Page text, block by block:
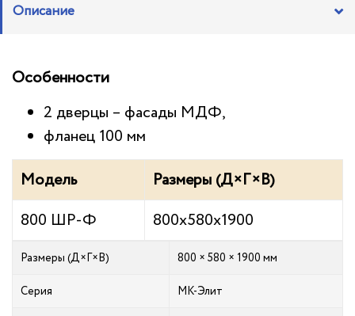
Описание
Особенности
2 дверцы – фасады МДФ,
фланец 100 мм
Модель
Размеры (Д×Г×В)
800 ШР-Ф
800х580х1900
Размеры (Д×Г×В) 800 × 580 × 1900 мм
Серия МК-Элит